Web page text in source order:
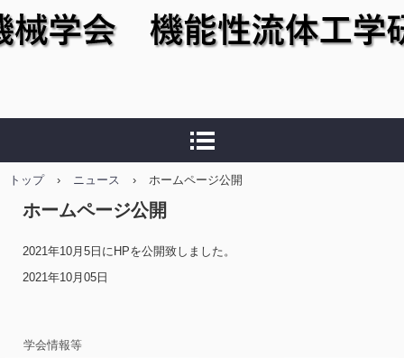
工学研究会
トップ › ニュース › ホームページ公開
ホームページ公開
2021年10月5日にHPを公開致しました。
2021年10月05日
学会情報等